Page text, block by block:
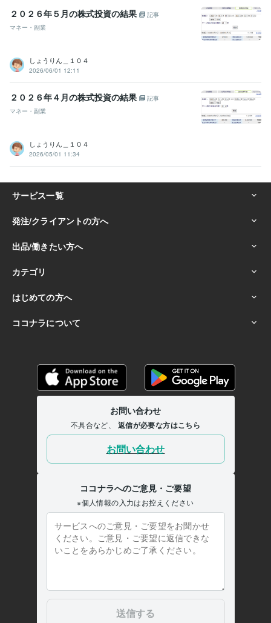
２０２６年５月の株式投資の結果
記事
マネー・副業
しょうりん＿１０４
2026/06/01 12:11
２０２６年４月の株式投資の結果
記事
マネー・副業
しょうりん＿１０４
2026/05/01 11:34